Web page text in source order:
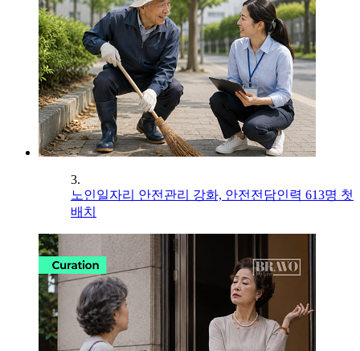
3.
노인일자리 안전관리 강화, 안전전담인력 613명 첫
배치